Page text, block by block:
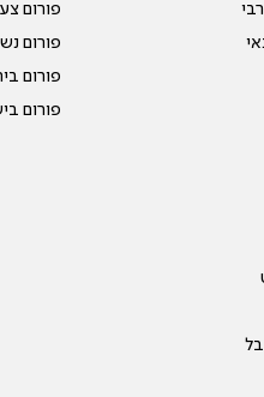
פורום
פורום
פורום
פורום